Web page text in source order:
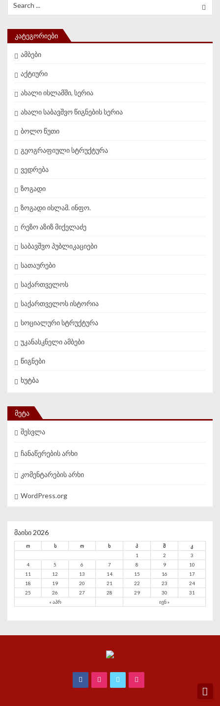
ᲙᲐᲢᲔᲒᲝᲠᲘᲔᲑᲘ
ამბები
აქტიური
ახალი ისლამში, სერია
ახალი საბავშვო წიგნების სერია
ბოლო წუთი
გეოგრაფიული სტრუქტურა
ვედრება
ზოგადი
ზოგადი ისლამ. ინფო.
რეზო აზიზ მიქელაძე
საბავშვო პუბლიკაციები
სათაურები
საქართველოს
საქართველოს ისტორია
სოციალური სტრუქტურა
უკანასკნელი ამბები
წიგნები
ხუტბა
ᲛᲔᲢᲐ
შესვლა
ჩანაწერების არხი
კომენტარების არხი
WordPress.org
მაისი 2026
ო ს ო ხ პ შ კ
« აპრ ივნ »
1 2
3
4
5 6 7 8 9
10
11
12 13 14 15 16
17
18
19 20 21 22 23
24
25
26 27 28 29 30 31